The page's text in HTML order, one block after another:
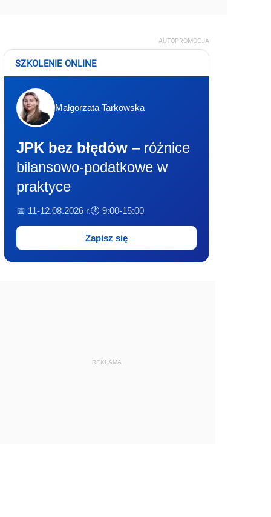
AUTOPROMOCJA
SZKOLENIE ONLINE
Małgorzata Tarkowska
JPK bez błędów – różnice
bilansowo-podatkowe w
praktyce
📅 11-12.08.2026 r.🕐 9:00-15:00
Zapisz się
REKLAMA